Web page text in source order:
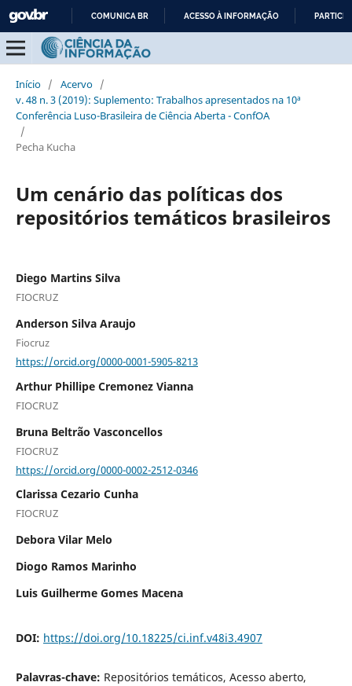
COMUNICA BR ACESSO À INFORMAÇÃO
Início / Acervo /
v. 48 n. 3 (2019): Suplemento: Trabalhos apresentados na 10ª
Conferência Luso-Brasileira de Ciência Aberta - ConfOA
/
Pecha Kucha
Um cenário das políticas dos
repositórios temáticos brasileiros
Diego Martins Silva
FIOCRUZ
Anderson Silva Araujo
Fiocruz
https://orcid.org/0000-0001-5905-8213
Arthur Phillipe Cremonez Vianna
FIOCRUZ
Bruna Beltrão Vasconcellos
FIOCRUZ
https://orcid.org/0000-0002-2512-0346
Clarissa Cezario Cunha
FIOCRUZ
Debora Vilar Melo
Diogo Ramos Marinho
Luis Guilherme Gomes Macena
DOI: https://doi.org/10.18225/ci.inf.v48i3.4907
Palavras-chave: Repositórios temáticos, Acesso aberto,